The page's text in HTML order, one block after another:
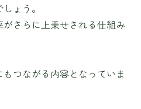
ょう。
さらに上乗せされる仕組み
つながる内容となっていま